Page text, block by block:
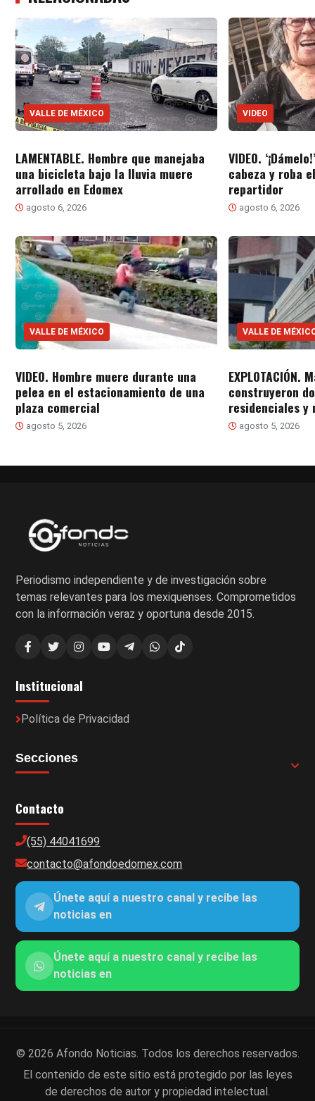
VALLE DE MÉXICO
LAMENTABLE. Hombre que manejaba
una bicicleta bajo la lluvia muere
arrollado en Edomex
agosto 6, 2026
VIDEO
VIDEO.
cabeza y roba
repartidor
agosto 6, 2026
VALLE DE MÉXICO
VIDEO. Hombre muere durante una
pelea en el estacionamiento de una
plaza comercial
agosto 5, 2026
VALLE DE
EXPLOTACIÓN.
construyeron
residenciales y
agosto 5, 2026
Periodismo independiente y de investigación sobre
temas relevantes para los mexiquenses. Comprometidos
con la información veraz y oportuna desde 2015.
Institucional
Política de Privacidad
Secciones
Contacto
(55) 44041699
contacto@afondoedomex.com
Únete aquí a nuestro canal y recibe las
noticias en
Únete aquí a nuestro canal y recibe las
noticias en
© 2026 Afondo Noticias. Todos los derechos reservados.
El contenido de este sitio está protegido por las leyes
de derechos de autor y propiedad intelectual.